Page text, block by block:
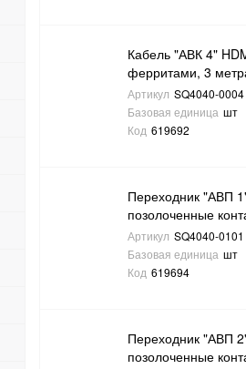
Кабель "АВК 4"
ферритами, 3
Артикул SQ4040-0004
Базовая единица шт
Код 619692
Переходник "АВП
позолоченные
Артикул SQ4040-0101
Базовая единица шт
Код 619694
Переходник "АВП
позолоченные